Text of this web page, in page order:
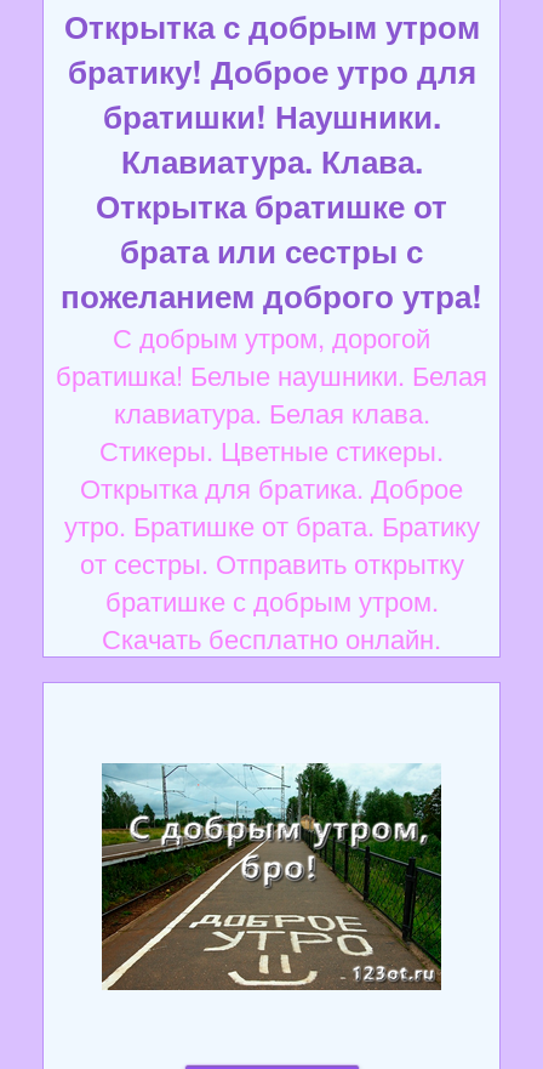
Открытка с добрым утром
братику! Доброе утро для
братишки! Наушники.
Клавиатура. Клава.
Открытка братишке от
брата или сестры с
пожеланием доброго утра!
С добрым утром, дорогой
братишка! Белые наушники. Белая
клавиатура. Белая клава.
Стикеры. Цветные стикеры.
Открытка для братика. Доброе
утро. Братишке от брата. Братику
от сестры. Отправить открытку
братишке с добрым утром.
Скачать бесплатно онлайн.